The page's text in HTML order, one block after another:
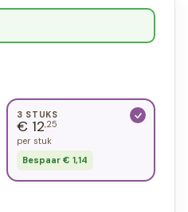
3 STUKS
€ 12,25
per stuk
Bespaar € 1,14